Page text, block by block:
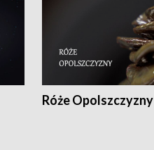
Róże Opolszczyzny